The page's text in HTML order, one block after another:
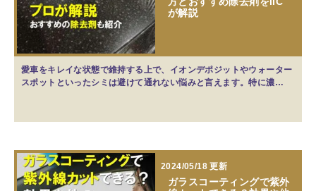
が解説
愛車をキレイな状態で維持する上で、イオンデポジットやウォーター
スポットといったシミは避けて通れない悩みと言えます。特に濃…
2024/05/18 更新
ガラスコーティングで紫外